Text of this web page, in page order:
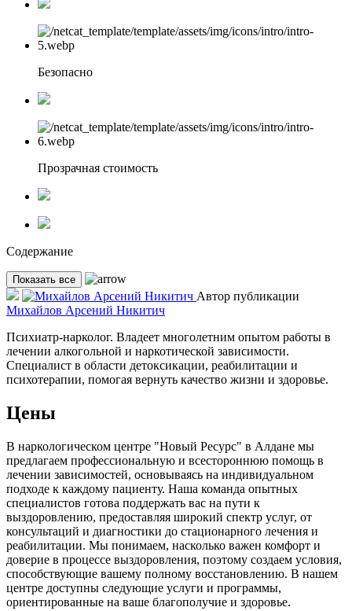
Безопасно
Прозрачная стоимость
Содержание
Показать все
Автор публикации
Михайлов Арсений Никитич
Психиатр-нарколог. Владеет многолетним опытом работы в
лечении алкогольной и наркотической зависимости.
Специалист в области детоксикации, реабилитации и
психотерапии, помогая вернуть качество жизни и здоровье.
Цены
В наркологическом центре "Новый Ресурс" в Алдане мы
предлагаем профессиональную и всестороннюю помощь в
лечении зависимостей, основываясь на индивидуальном
подходе к каждому пациенту. Наша команда опытных
специалистов готова поддержать вас на пути к
выздоровлению, предоставляя широкий спектр услуг, от
консультаций и диагностики до стационарного лечения и
реабилитации. Мы понимаем, насколько важен комфорт и
доверие в процессе выздоровления, поэтому создаем условия,
способствующие вашему полному восстановлению. В нашем
центре доступны следующие услуги и программы,
ориентированные на ваше благополучие и здоровье.